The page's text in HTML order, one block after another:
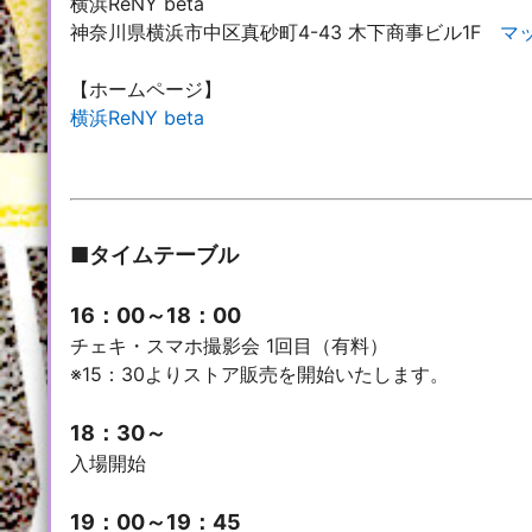
神奈川県横浜市中区真砂町4-43 木下商事ビル1F マ
【ホームページ】
横浜ReNY beta
■タイムテーブル
16：00～18：00
チェキ・スマホ撮影会 1回目（有料）
※15：30よりストア販売を開始いたします。
18：30～
入場開始
19：00～19：45